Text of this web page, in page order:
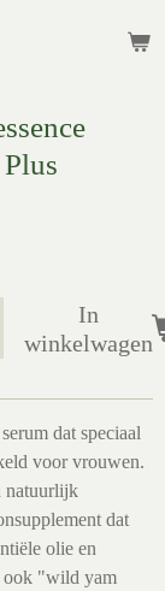
In
winkelwagen
dat speciaal
voor vrouwen.
natuurlijk
dat
olie en
ook "wild yam